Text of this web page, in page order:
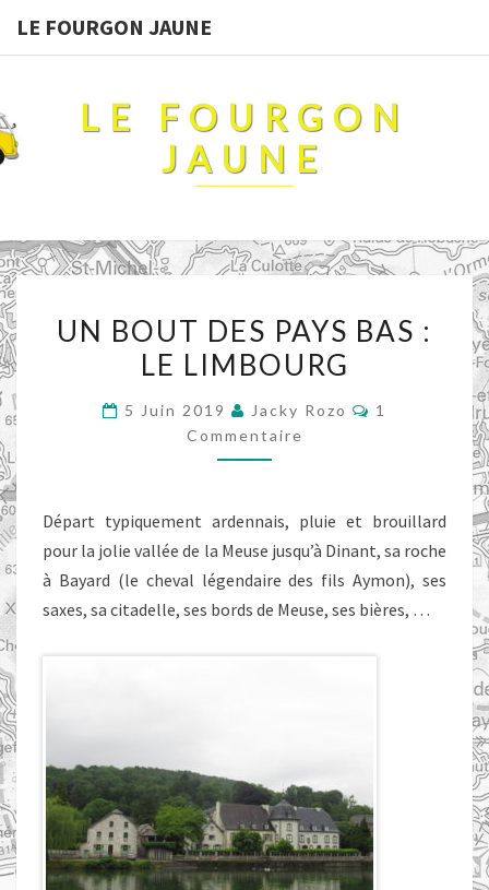
LE FOURGON JAUNE
LE FOURGON
JAUNE
BOUT
DES
:
LIMBOURG
UN BOUT DES PAYS BAS :
LE LIMBOURG
5 Juin 2019 Jacky Rozo
1
Commentaire
Départ typiquement ardennais, pluie et brouillard
pour la jolie vallée de la Meuse jusqu’à Dinant, sa roche
à Bayard (le cheval légendaire des fils Aymon), ses
saxes, sa citadelle, ses bords de Meuse, ses bières, …